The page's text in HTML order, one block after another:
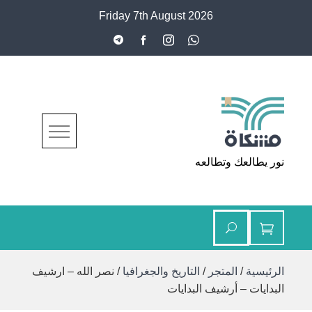
Friday 7th August 2026
مشكاة
نور يطالعك وتطالعه
الرئيسية / المتجر / التاريخ والجغرافيا / نصر الله – ارشيف
البدايات – أرشيف البدايات